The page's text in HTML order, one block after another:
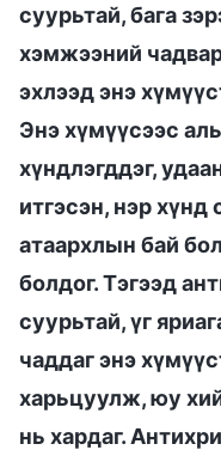
суурьтай, бага
хэмжээний
эхлээд энэ
Энэ хүмүүсээс
хүндлэгддэг,
итгэсэн, нэр хүнд
атаархлын бай
болдог. Тэгээд
суурьтай, үг
чаддаг энэ
харьцуулж, юу
нь хардаг.